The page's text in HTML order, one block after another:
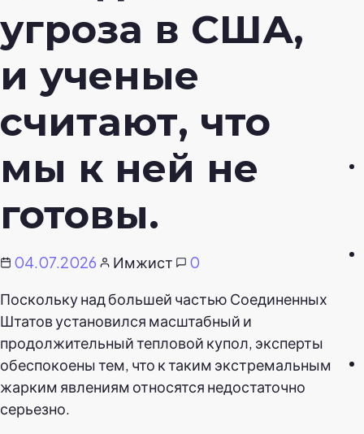
угроза в США,
и ученые
считают, что
мы к ней не
готовы.
04.07.2026 Имжист
0
Поскольку над большей частью Соединенных
Штатов установился масштабный и
продолжительный тепловой купол, эксперты
обеспокоены тем, что к таким экстремальным
жарким явлениям относятся недостаточно
серьезно.